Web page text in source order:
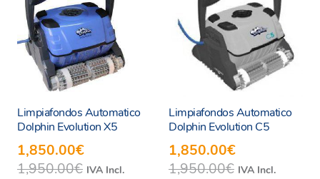
Limpiafondos Automatico
Dolphin Evolution X5
1,850.00€
1,950.00€ IVA Incl.
Limpiafondos Automatico
Dolphin Evolution C5
1,850.00€
1,950.00€ IVA Incl.